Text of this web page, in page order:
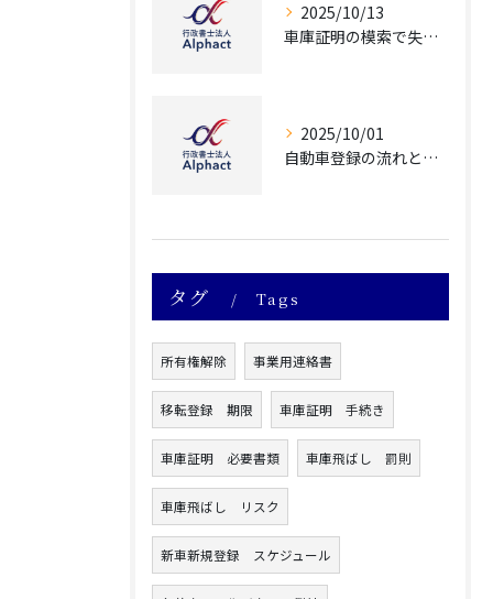
2025/10/13
車庫証明の模索で失敗しないための正しい取得方法と注意点を徹底解説
2025/10/01
自動車登録の流れと愛知県名古屋市で手続き成功のポイント
タグ Tags
所有権解除 事業用連絡書
移転登録 期限 車庫証明 手続き
車庫証明 必要書類 車庫飛ばし 罰則
車庫飛ばし リスク
新車新規登録 スケジュール